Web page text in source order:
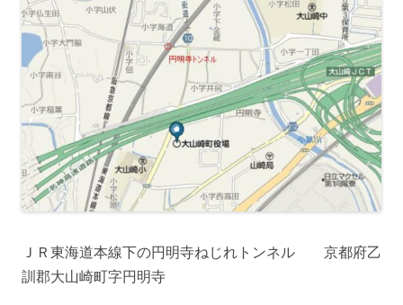
ＪＲ東海道本線下の円明寺ねじれトンネル 京都府乙
訓郡大山崎町字円明寺